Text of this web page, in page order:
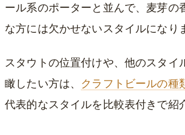
ール系のポーターと並んで、麦芽の
な方には欠かせないスタイルになり
スタウトの位置付けや、他のスタイ
瞰したい方は、 クラフトビールの種
代表的なスタイルを比較表付きで紹